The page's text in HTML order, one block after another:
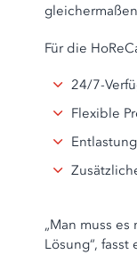
Für die
24/7-
Flexible
„Man muss
Lösung“, fasst